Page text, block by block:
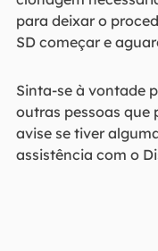
para deixar o
SD começar e
Sinta-se à vontade
outras pessoas que
avise se tiver
assistência com o